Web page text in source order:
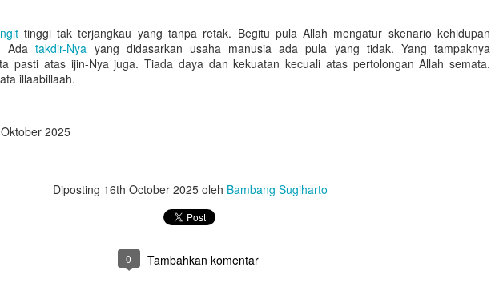
tinggi tak terjangkau yang tanpa retak. Begitu pula Allah mengatur skenario kehidupan
Adatakdir-Nya yang didasarkan usaha manusia ada pula yang tidak. Yang tampaknya
pasti atas ijin-Nya juga. Tiada daya dan kekuatan kecuali atas pertolongan Allah semata.
illaabillaah.
2025
Diposting 16th October 2025oleh Bambang Sugiharto
0 Tambahkan komentar